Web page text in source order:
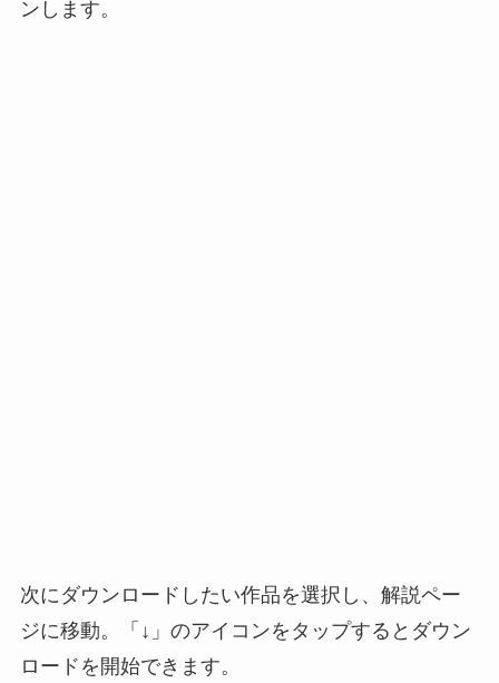
ンします。
次にダウンロードしたい作品を選択し、解説ペー
ジに移動。「↓」のアイコンをタップするとダウン
ロードを開始できます。